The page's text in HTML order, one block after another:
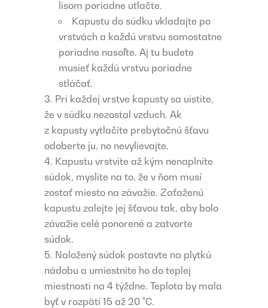
lisom poriadne utlačte.
Kapustu do súdku vkladajte po
vrstvách a každú vrstvu samostatne
poriadne nasoľte. Aj tu budete
musieť každú vrstvu poriadne
stláčať.
Pri každej vrstve kapusty sa uistite,
že v súdku nezostal vzduch. Ak
z kapusty vytlačíte prebytočnú šťavu
odoberte ju, no nevylievajte.
Kapustu vrstvite až kým nenaplníte
súdok, myslite na to, že v ňom musí
zostať miesto na závažie. Zaťaženú
kapustu zalejte jej šťavou tak, aby bolo
závažie celé ponorené a zatvorte
súdok.
Naložený súdok postavte na plytkú
nádobu a umiestnite ho do teplej
miestnosti na 4 týždne. Teplota by mala
byť v rozpätí 15 až 20 °C.